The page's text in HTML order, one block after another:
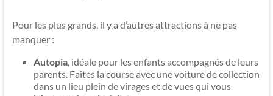
Pour les plus grands, il y a d’autres attractions à ne pas
manquer :
Autopia, idéale pour les enfants accompagnés de leurs
parents. Faites la course avec une voiture de collection
dans un lieu plein de virages et de vues qui vous